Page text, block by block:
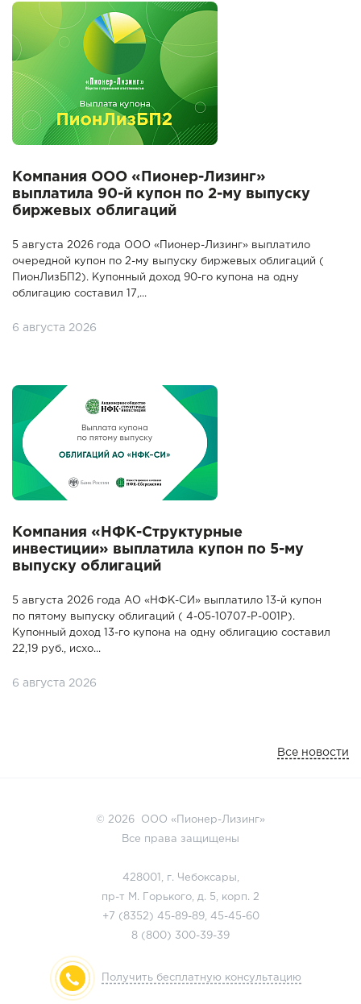
Компания ООО «Пионер-Лизинг»
выплатила 90-й купон по 2-му выпуску
биржевых облигаций
5 августа 2026 года ООО «Пионер-Лизинг» выплатило
очередной купон по 2-му выпуску биржевых облигаций (
ПионЛизБП2). Купонный доход 90-го купона на одну
облигацию составил 17,...
6 августа 2026
Компания «НФК-Структурные
инвестиции» выплатила купон по 5-му
выпуску облигаций
5 августа 2026 года АО «НФК-СИ» выплатило 13-й купон
по пятому выпуску облигаций ( 4-05-10707-P-001P).
Купонный доход 13-го купона на одну облигацию составил
22,19 руб., исхо...
6 августа 2026
Все новости
© 2026 ООО «Пионер-Лизинг»
Все права защищены
428001, г. Чебоксары,
пр-т М. Горького, д. 5, корп. 2
+7 (8352) 45-89-89, 45-45-60
8 (800) 300-39-39
Получить бесплатную консультацию